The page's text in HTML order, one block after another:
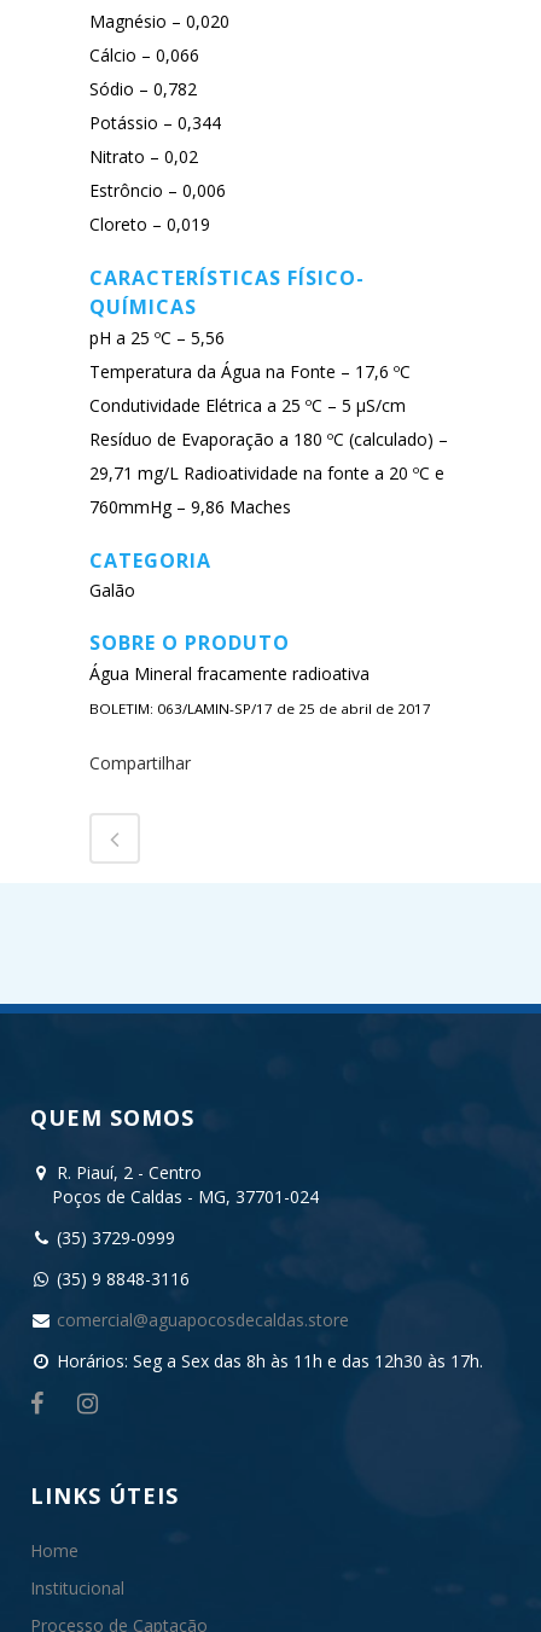
Magnésio – 0,020
Cálcio – 0,066
Sódio – 0,782
Potássio – 0,344
Nitrato – 0,02
Estrôncio – 0,006
Cloreto – 0,019
CARACTERÍSTICAS FÍSICO-
QUÍMICAS
pH a 25 ºC – 5,56
Temperatura da Água na Fonte – 17,6 ºC
Condutividade Elétrica a 25 ºC – 5 µS/cm
Resíduo de Evaporação a 180 ºC (calculado) –
29,71 mg/L Radioatividade na fonte a 20 ºC e
760mmHg – 9,86 Maches
CATEGORIA
Galão
SOBRE O PRODUTO
Água Mineral fracamente radioativa
BOLETIM: 063/LAMIN-SP/17 de 25 de abril de 2017
Compartilhar
QUEM SOMOS
R. Piauí, 2 - Centro
Poços de Caldas - MG, 37701-024
(35) 3729-0999
(35) 9 8848-3116
comercial@aguapocosdecaldas.store
Horários: Seg a Sex das 8h às 11h e das 12h30 às 17h.
LINKS ÚTEIS
Home
Institucional
Processo de Captação